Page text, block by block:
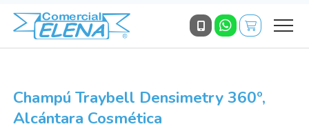
Champú Traybell Densimetry 360º,
Alcántara Cosmética